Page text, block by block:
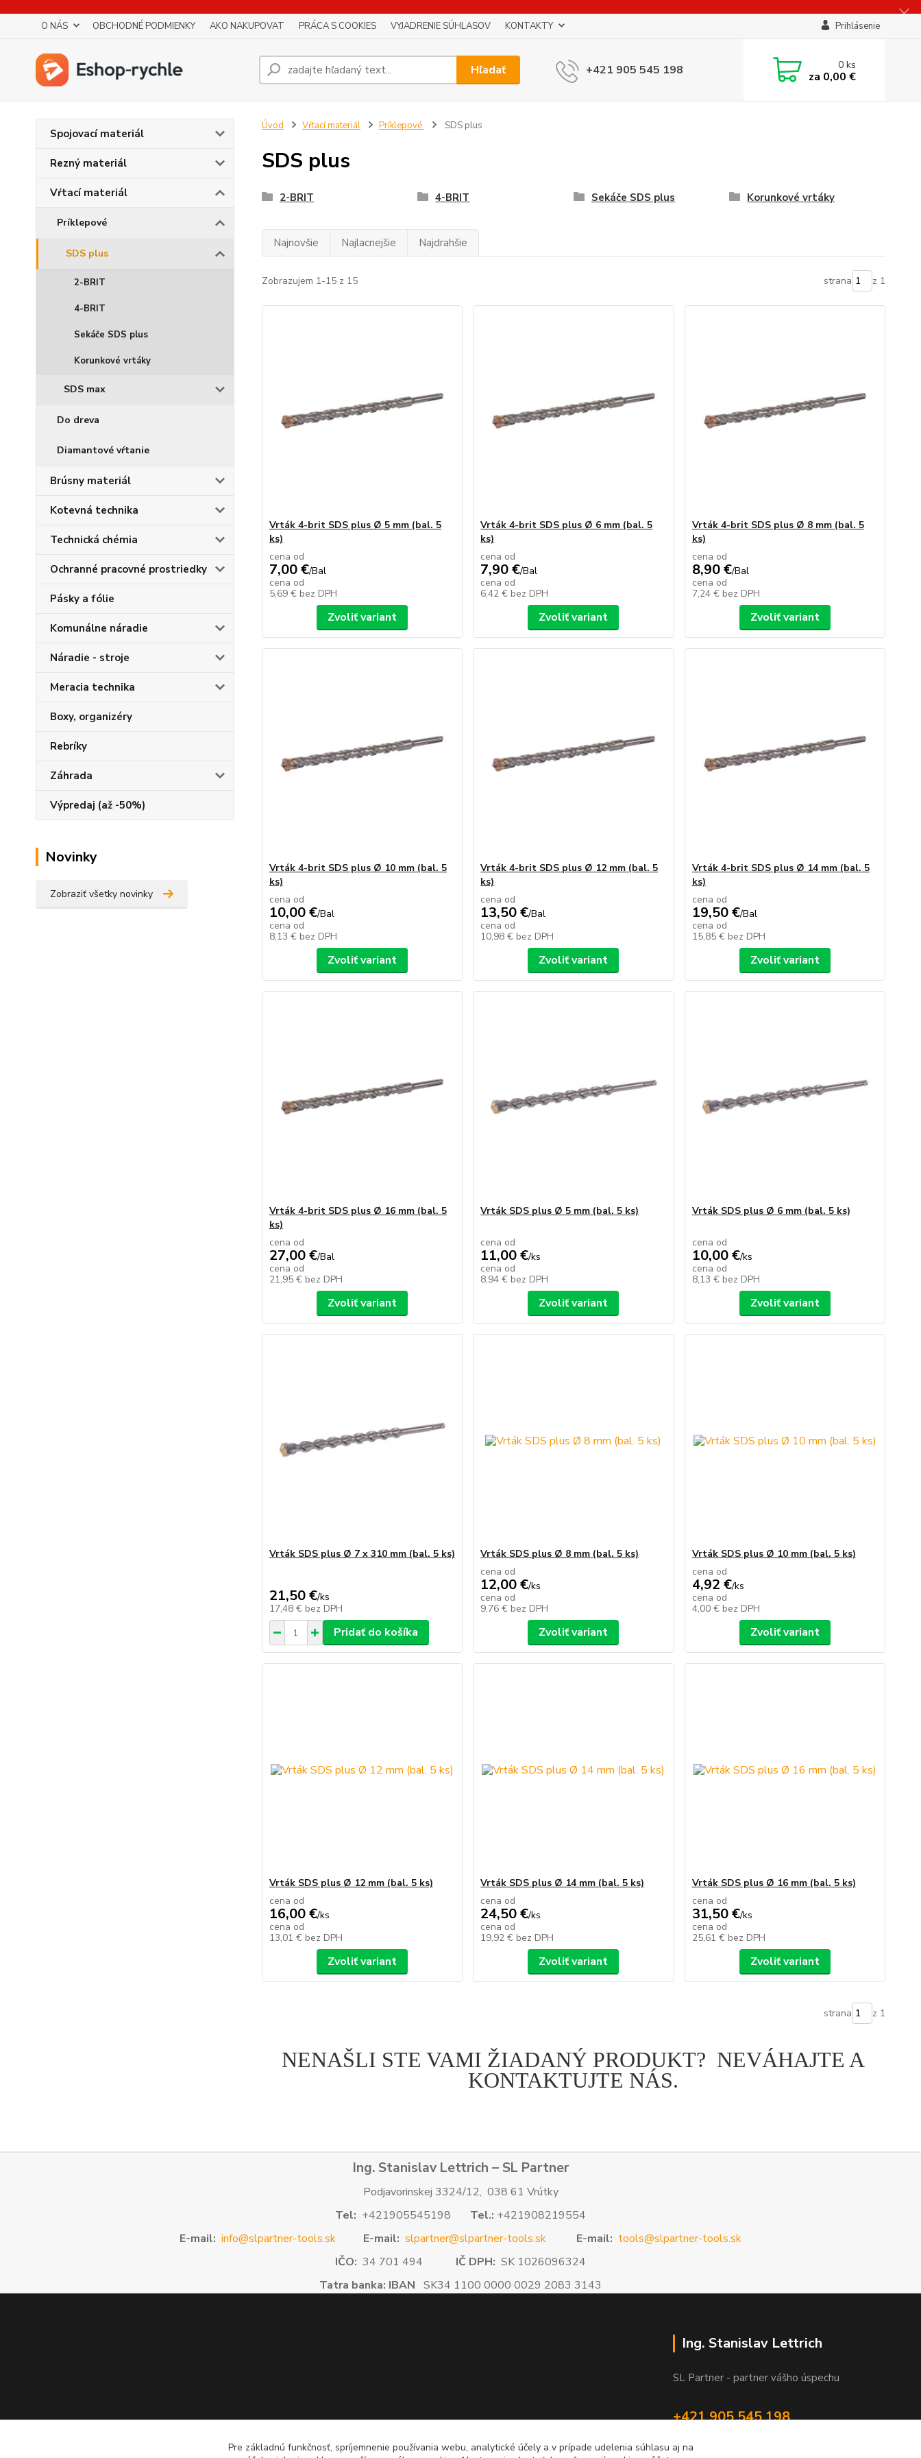
O NÁS OBCHODNÉ PODMIENKY AKO NAKUPOVAT PRÁCA S COOKIES VYJADRENIE SÚHLASOV KONTAKTY Prihlásenie
Hľadať +421 905 545 198 0ks
za 0,00 €
Spojovací materiál
Rezný materiál
Vŕtací materiál
Príklepové
SDS plus
2-BRIT
4-BRIT
Sekáče SDS plus
Korunkové vrtáky
SDS max
Do dreva
Diamantové vŕtanie
Brúsny materiál
Kotevná technika
Technická chémia
Ochranné pracovné prostriedky
Pásky a fólie
Komunálne náradie
Náradie - stroje
Meracia technika
Boxy, organizéry
Rebríky
Záhrada
Výpredaj (až -50%)
Novinky
Zobraziť všetky novinky
Úvod Vŕtací materiál Príklepové SDS plus
SDS plus
2-BRIT 4-BRIT Sekáče SDS plus Korunkové vrtáky
Najnovšie Najlacnejšie Najdrahšie
Zobrazujem 1-15 z 15 strana z 1
Vrták 4-brit SDS plus Ø 5 mm (bal. 5
ks)
cena od
7,00 €/Bal
cena od
5,69 € bez DPH
Zvoliť variant
Vrták 4-brit SDS plus Ø 6 mm (bal. 5
ks)
cena od
7,90 €/Bal
cena od
6,42 € bez DPH
Zvoliť variant
Vrták 4-brit SDS plus Ø 8 mm (bal. 5
ks)
cena od
8,90 €/Bal
cena od
7,24 € bez DPH
Zvoliť variant
Vrták 4-brit SDS plus Ø 10 mm (bal. 5
ks)
cena od
10,00 €/Bal
cena od
8,13 € bez DPH
Zvoliť variant
Vrták 4-brit SDS plus Ø 12 mm (bal. 5
ks)
cena od
13,50 €/Bal
cena od
10,98 € bez DPH
Zvoliť variant
Vrták 4-brit SDS plus Ø 14 mm (bal. 5
ks)
cena od
19,50 €/Bal
cena od
15,85 € bez DPH
Zvoliť variant
Vrták 4-brit SDS plus Ø 16 mm (bal. 5
ks)
cena od
27,00 €/Bal
cena od
21,95 € bez DPH
Zvoliť variant
Vrták SDS plus Ø 5 mm (bal. 5 ks)
cena od
11,00 €/ks
cena od
8,94 € bez DPH
Zvoliť variant
Vrták SDS plus Ø 6 mm (bal. 5 ks)
cena od
10,00 €/ks
cena od
8,13 € bez DPH
Zvoliť variant
Vrták SDS plus Ø 7 x 310 mm (bal. 5 ks)
21,50 €/ks
17,48 € bez DPH
Pridať do košíka
Vrták SDS plus Ø 8 mm (bal. 5 ks)
cena od
12,00 €/ks
cena od
9,76 € bez DPH
Zvoliť variant
Vrták SDS plus Ø 10 mm (bal. 5 ks)
cena od
4,92 €/ks
cena od
4,00 € bez DPH
Zvoliť variant
Vrták SDS plus Ø 12 mm (bal. 5 ks)
cena od
16,00 €/ks
cena od
13,01 € bez DPH
Zvoliť variant
Vrták SDS plus Ø 14 mm (bal. 5 ks)
cena od
24,50 €/ks
cena od
19,92 € bez DPH
Zvoliť variant
Vrták SDS plus Ø 16 mm (bal. 5 ks)
cena od
31,50 €/ks
cena od
25,61 € bez DPH
Zvoliť variant
strana z 1
NENAŠLI STE VAMI ŽIADANÝ PRODUKT? NEVÁHAJTE A
KONTAKTUJTE NÁS.
Ing. Stanislav Lettrich – SL Partner
Podjavorinskej 3324/12, 038 61 Vrútky
Tel: +421905545198 Tel.: +421908219554
E-mail: info@slpartner-tools.sk E-mail: slpartner@slpartner-tools.sk E-mail: tools@slpartner-tools.sk
IČO: 34 701 494 IČ DPH: SK 1026096324
Tatra banka: IBAN SK34 1100 0000 0029 2083 3143
Ing. Stanislav Lettrich
SL Partner - partner vášho úspechu
+421 905 545 198
Pre základnú funkčnosť, spríjemnenie používania webu, analytické účely a v prípade udelenia súhlasu aj na